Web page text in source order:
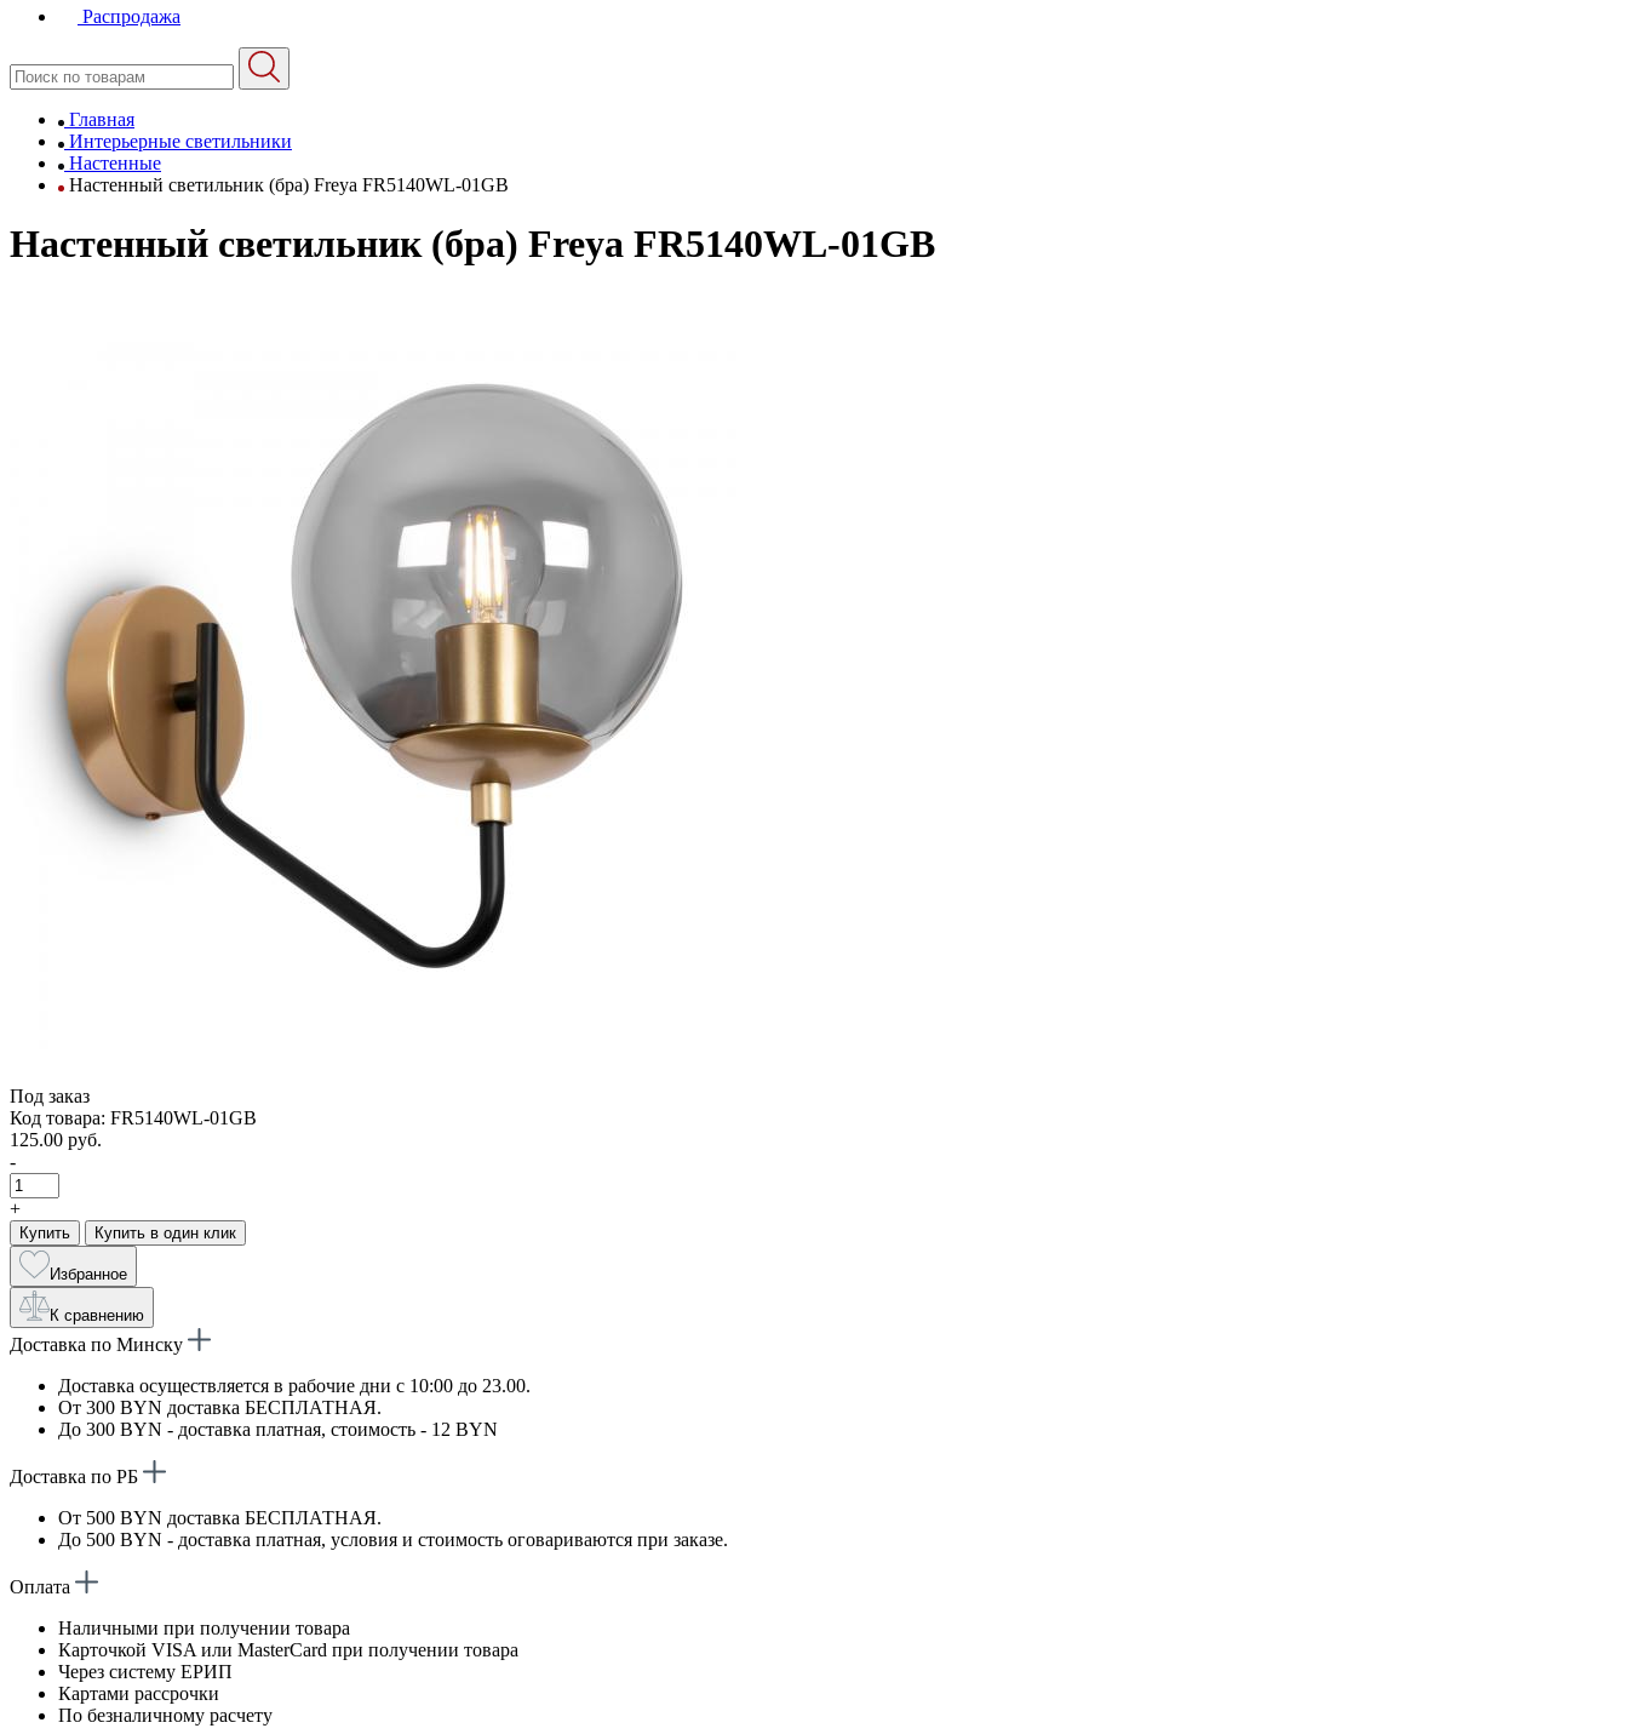
Распродажа
Главная
Интерьерные светильники
Настенные
Настенный светильник (бра) Freya FR5140WL-01GB
Настенный светильник (бра) Freya FR5140WL-01GB
Под заказ
Код товара: FR5140WL-01GB
125.00 руб.
-
+
Купить Купить в один клик
Избранное
К сравнению
Доставка по Минску
Доставка осуществляется в рабочие дни с 10:00 до 23.00.
От 300 BYN доставка БЕСПЛАТНАЯ.
До 300 BYN - доставка платная, стоимость - 12 BYN
Доставка по РБ
От 500 BYN доставка БЕСПЛАТНАЯ.
До 500 BYN - доставка платная, условия и стоимость оговариваются при заказе.
Оплата
Наличными при получении товара
Карточкой VISA или MasterCard при получении товара
Через систему ЕРИП
Картами рассрочки
По безналичному расчету